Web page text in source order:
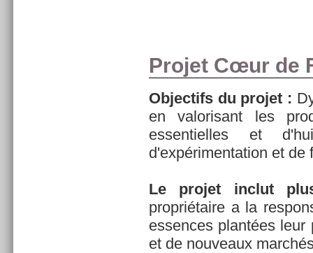
Projet Cœur de
Objectifs du projet :
en valorisant les
essentielles et
d'expérimentation et de
Le projet inclut
propriétaire a la
essences plantées
et de nouveaux